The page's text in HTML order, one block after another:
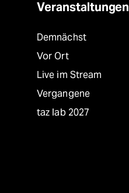
Veranstaltungen
Demnächst
Vor Ort
Live im Stream
Vergangene
taz lab 2027